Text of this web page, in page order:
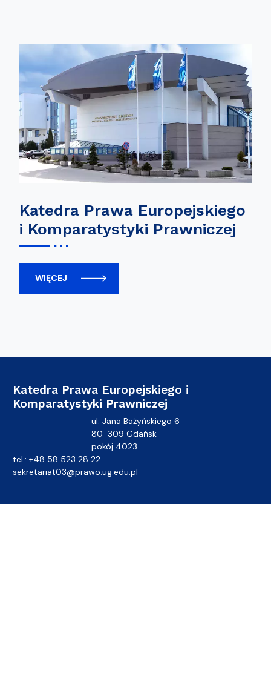
Katedra Prawa Europejskiego
i Komparatystyki Prawniczej
WIĘCEJ
Katedra Prawa Europejskiego i
Komparatystyki Prawniczej
ul. Jana Bażyńskiego 6
80-309 Gdańsk
pokój 4023
tel.: +48 58 523 28 22
sekretariat03@prawo.ug.edu.pl